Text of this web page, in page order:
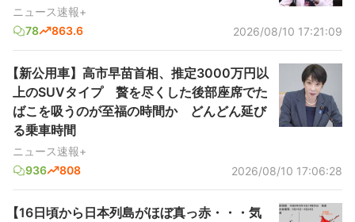
ニュース速報+
78
863.6 2026/08/10 17:21:09
【新公用車】高市早苗首相、推定3000万円以
上のSUVタイプ 贅を尽くした後部座席でた
ばこを吸うのが至福の時間か どんどん延び
る乗車時間
ニュース速報+
936
808 2026/08/10 17:06:28
【16日頃から日本列島がほぼ真っ赤・・・気